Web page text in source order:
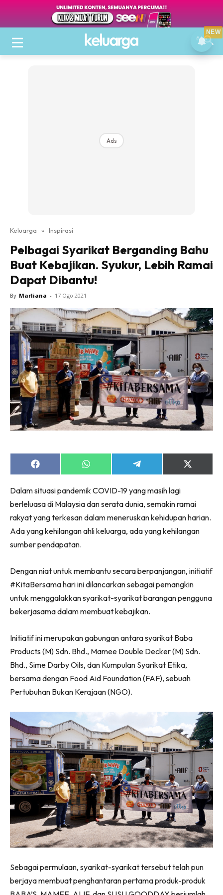
Ads
Keluarga » Inspirasi
Pelbagai Syarikat Berganding Bahu
Buat Kebajikan. Syukur, Lebih Ramai
Dapat Dibantu!
By Marliana - 17 Ogo 2021
Share
on
Share
on
Share
on
Share
on
Dalam situasi pandemik COVID-19 yang masih lagi
berleluasa di Malaysia dan serata dunia, semakin ramai
rakyat yang terkesan dalam meneruskan kehidupan harian.
Ada yang kehilangan ahli keluarga, ada yang kehilangan
sumber pendapatan.
Dengan niat untuk membantu secara berpanjangan, initiatif
#KitaBersama hari ini dilancarkan sebagai pemangkin
untuk menggalakkan syarikat-syarikat barangan pengguna
bekerjasama dalam membuat kebajikan.
Initiatif ini merupakan gabungan antara syarikat Baba
Products (M) Sdn. Bhd., Mamee Double Decker (M) Sdn.
Bhd., Sime Darby Oils, dan Kumpulan Syarikat Etika,
bersama dengan Food Aid Foundation (FAF), sebuah
Pertubuhan Bukan Kerajaan (NGO).
Sebagai permulaan, syarikat-syarikat tersebut telah pun
berjaya membuat penghantaran pertama produk-produk
NEW